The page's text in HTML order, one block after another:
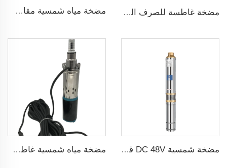
مضخة غاطسة للصرف الصحي للمياه القذرة مضخة مياه شمسية مقاس 3 بوصة ذات شفرة من الفولاذ المقاوم للصدأ لري الزراعة
مضخة شمسية DC 48V قدرة 1 حصان و750W مع منظم MPPT لري الزراعة مضخة مياه شمسية غاطسة برأس 75 مترًا بدون فرش DC48V لري الزراعة